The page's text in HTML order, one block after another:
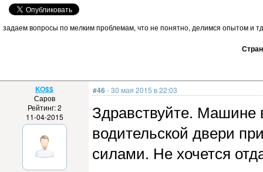
задаем вопросы по мелким проблемам, что не понятно, делимся опытом и
KO$$
Саров
Рейтинг: 2
11-04-2015
#46- 30 мая 2015 в 22:03
Здравствуйте. Машине
водительской двери
силами. Не хочется